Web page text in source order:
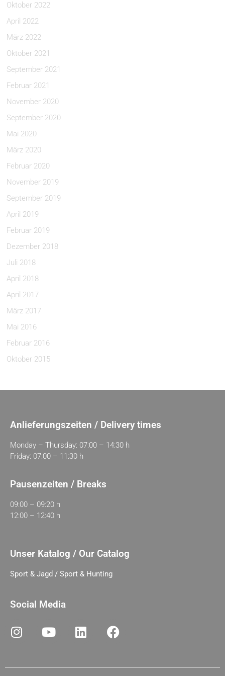
Oktober 2022
April 2022
März 2022
Oktober 2021
September 2021
Februar 2021
November 2020
September 2020
Mai 2020
März 2020
Februar 2020
November 2019
September 2019
April 2019
Februar 2019
Dezember 2018
Juli 2018
April 2018
April 2017
März 2017
Mai 2016
Februar 2016
Oktober 2015
Anlieferungszeiten / Delivery times
Monday – Thursday: 07:00 – 14:30 h
Friday: 07:00 – 11:30 h
Pausenzeiten / Breaks
09:00 – 09:20 h
12:00 – 12:40 h
Unser Katalog / Our Catalog
Sport & Jagd / Sport & Hunting
Social Media